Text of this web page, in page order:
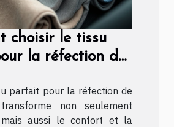
choisir le tissu
la réfection de
parfait pour la réfection de
non seulement
mais aussi le confort et la